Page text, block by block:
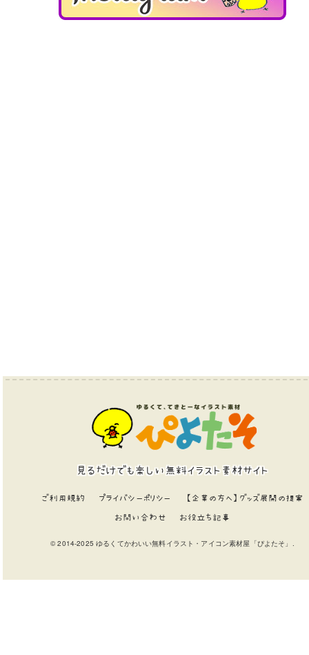
見るだけでも楽しい無料イラスト素材サイト
ご利用規約 プライバシーポリシー 【企業の方へ】グッズ展開の提案
お問い合わせ お役立ち記事
© 2014-2025 ゆるくてかわいい無料イラスト・アイコン素材屋「ぴよたそ」.